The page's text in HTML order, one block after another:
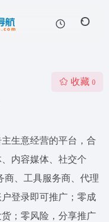
收藏 0
生意经营的平台，合
内容媒体、社交个
商、工具服务商、代理
登录即可推广；零成
；零风险，分享推广